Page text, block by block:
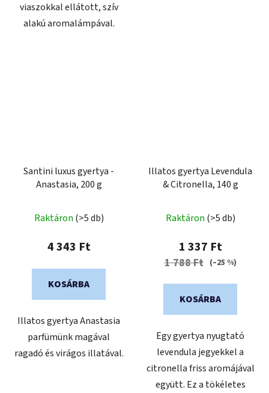
viaszokkal ellátott, szív
alakú aromalámpával.
Santini luxus gyertya -
Anastasia, 200 g
Raktáron (>5 db)
4 343 Ft
KOSÁRBA
Illatos gyertya Anastasia
parfümünk magával
ragadó és virágos illatával.
Illatos gyertya Levendula
& Citronella, 140 g
Raktáron (>5 db)
1 337 Ft
1 788 Ft (–25 %)
KOSÁRBA
Egy gyertya nyugtató
levendula jegyekkel a
citronella friss aromájával
együtt. Ez a tökéletes